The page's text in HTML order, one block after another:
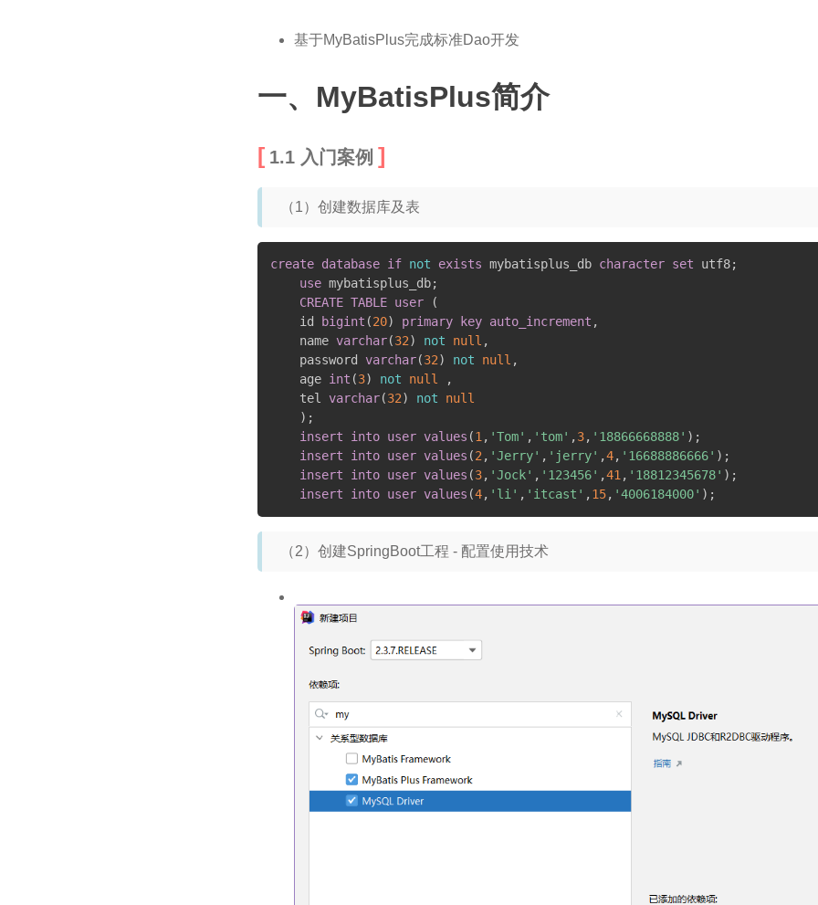
基于MyBatisPlus完成标准Dao开发
一、MyBatisPlus简介
1.1 入门案例
（1）创建数据库及表
create database if not exists mybatisplus_db character set utf8;
use mybatisplus_db;
CREATE TABLE user
(
    id
bigint (20) primary key auto_increment ,
    name
varchar(32) not null ,
    password
varchar(32) not null ,
    age
int (3) not null
,
    tel
varchar(32) not
null
) ;
insert
into user values (1 , 'Tom' , 'tom' ,3, '18866668888' ) ;
insert
into user values (2 , 'Jerry' , 'jerry' ,4, '16688886666' ) ;
insert
into user values (3, 'Jock' , '123456' ,41 , '18812345678' ) ;
insert
into user values (4, 'li' , 'itcast' ,15, '4006184000' ) ;
（2）创建SpringBoot工程 - 配置使用技术